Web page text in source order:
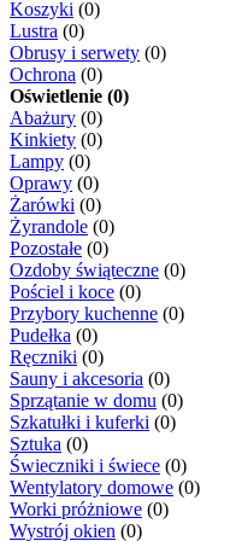
Koszyki (0)
Lustra (0)
Obrusy i serwety (0)
Ochrona (0)
Oświetlenie (0)
Abażury (0)
Kinkiety (0)
Lampy (0)
Oprawy (0)
Żarówki (0)
Żyrandole (0)
Pozostałe (0)
Ozdoby świąteczne (0)
Pościel i koce (0)
Przybory kuchenne (0)
Pudełka (0)
Ręczniki (0)
Sauny i akcesoria (0)
Sprzątanie w domu (0)
Szkatułki i kuferki (0)
Sztuka (0)
Świeczniki i świece (0)
Wentylatory domowe (0)
Worki próżniowe (0)
Wystrój okien (0)